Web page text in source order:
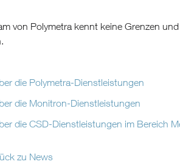
von Polymetra kennt keine Grenzen
die Polymetra-Dienstleistungen
die Monitron-Dienstleistungen
die CSD-Dienstleistungen im Bereich
zu News